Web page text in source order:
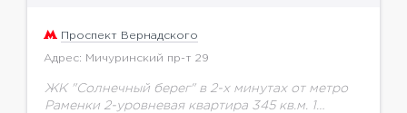
Проспект Вернадского
Адрес: Мичуринский пр-т 29
ЖК "Солнечный берег" в 2-х минутах от метро
Раменки 2-уровневая квартира 345 кв.м. 1